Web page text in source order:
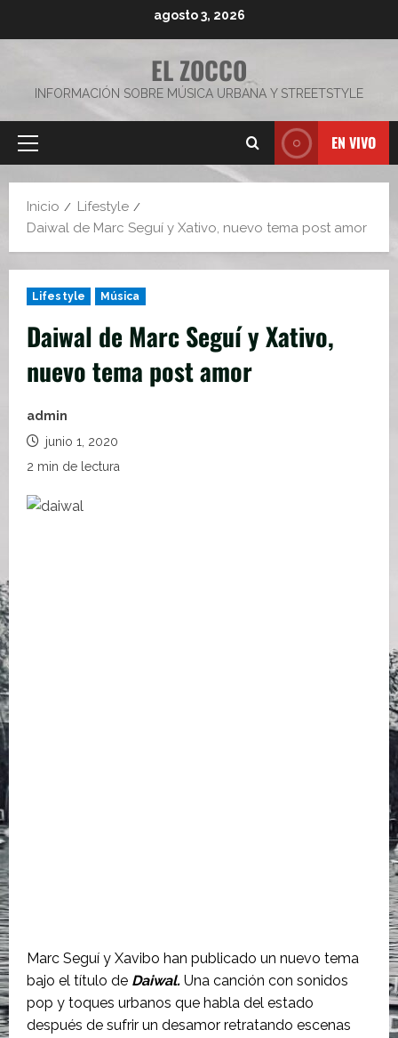
agosto 3, 2026
EL ZOCCO
INFORMACIÓN SOBRE MÚSICA URBANA Y STREETSTYLE
Menú
EN VIVO
Inicio
Lifestyle
Daiwal de Marc Seguí y Xativo, nuevo tema post amor
Lifestyle Música
Daiwal de Marc Seguí y Xativo,
nuevo tema post amor
admin
junio 1, 2020
2 min de lectura
Marc Seguí y Xavibo han publicado un nuevo tema
bajo el título de Daiwal. Una canción con sonidos
pop y toques urbanos que habla del estado
después de sufrir un desamor retratando escenas